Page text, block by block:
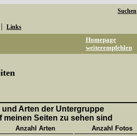
Suchen
| Links
Homepage
weiterempfehlen
und Arten der Untergruppe
Seiten zu sehen sind
Anzahl Arten
Anzahl Fotos